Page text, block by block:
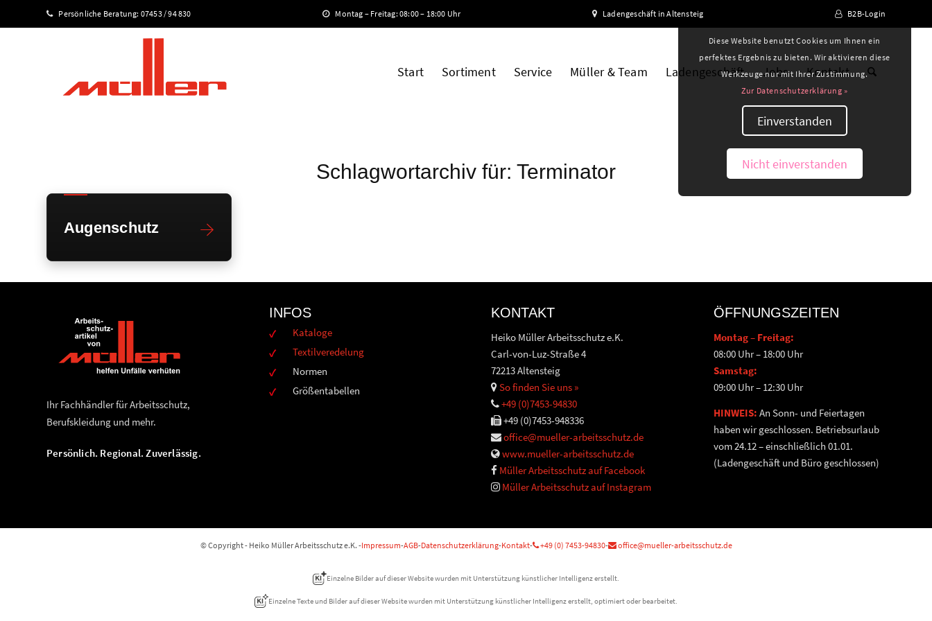
Persönliche Beratung: 07453 / 94 830 Montag – Freitag: 08:00 – 18:00 Uhr Ladengeschäft in Altensteig B2B-Login
Start Sortiment Service Müller & Team Ladengeschäft Jobs Kontakt
Schlagwortarchiv für: Terminator
Augenschutz
Ihr Fachhändler für Arbeitsschutz,
Berufskleidung und mehr.
Persönlich. Regional. Zuverlässig.
INFOS
Kataloge
Textilveredelung
Normen
Größentabellen
KONTAKT
Heiko Müller Arbeitsschutz e.K.
Carl-von-Luz-Straße 4
72213 Altensteig
So finden Sie uns »
+49 (0)7453-94830
+49 (0)7453-948336
office@mueller-arbeitsschutz.de
www.mueller-arbeitsschutz.de
Müller Arbeitsschutz auf Facebook
Müller Arbeitsschutz auf Instagram
ÖFFNUNGSZEITEN
Montag – Freitag:
08:00 Uhr – 18:00 Uhr
Samstag:
09:00 Uhr – 12:30 Uhr
HINWEIS: An Sonn- und Feiertagen
haben wir geschlossen. Betriebsurlaub
vom 24.12 – einschließlich 01.01.
(Ladengeschäft und Büro geschlossen)
© Copyright - Heiko Müller Arbeitsschutz e.K. -Impressum-AGB-Datenschutzerklärung-Kontakt- +49 (0) 7453-94830- office@mueller-arbeitsschutz.de
Einzelne Bilder auf dieser Website wurden mit Unterstützung künstlicher Intelligenz erstellt.
Einzelne Texte und Bilder auf dieser Website wurden mit Unterstützung künstlicher Intelligenz erstellt, optimiert oder bearbeitet.
Diese Website benutzt Cookies um Ihnen ein
perfektes Ergebnis zu bieten. Wir aktivieren diese
Werkzeuge nur mit Ihrer Zustimmung.
Zur Datenschutzerklärung »
Einverstanden
Nicht einverstanden